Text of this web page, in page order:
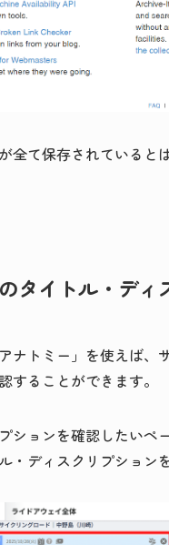
全て保存されている
タイトル・デ
ナトミー」を使えば
することができます。
ションを確認したい
・ディスクリプション